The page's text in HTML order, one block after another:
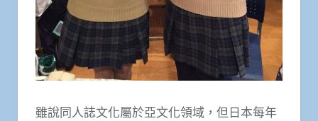
雖說同人誌文化屬於亞文化領域，但日本每年